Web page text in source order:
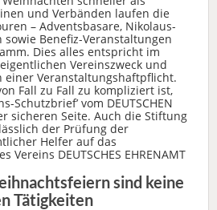
und Verbänden laufen die
– Adventsbasare, Nikolaus-
Benefiz-Veranstaltungen
Dies alles entspricht im
Vereinszweck und
einer Veranstaltungshaftpflicht.
Fall zu Fall zu kompliziert ist,
Schutzbrief’ vom DEUTSCHEN
sicheren Seite. Auch die Stiftung
der Prüfung der
Helfer auf das
Vereins DEUTSCHES EHRENAMT
sind keine
Tätigkeiten